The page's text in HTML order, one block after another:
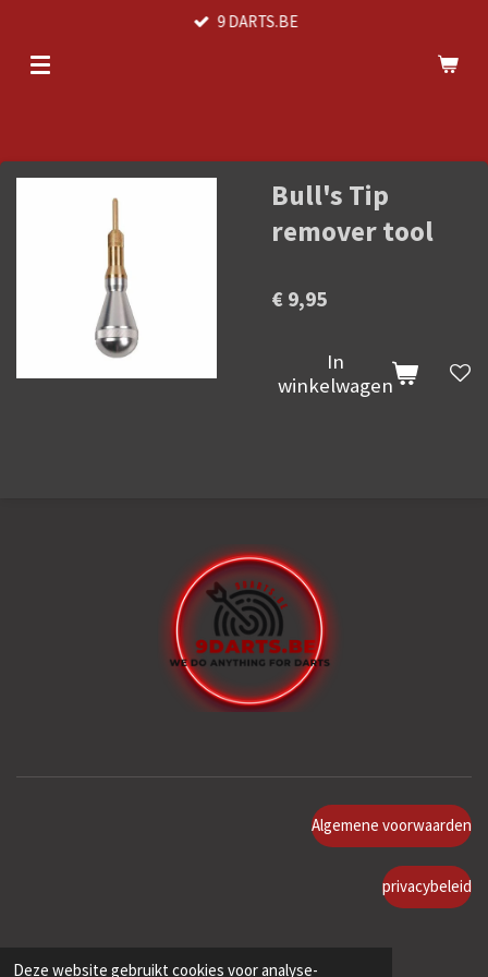
Deze website gebruikt cookies voor analyse-
naar
9 DARTS.BE
Bull's Tip
remover tool
€ 9,95
In
winkelwagen
Algemene voorwaarden
privacybeleid